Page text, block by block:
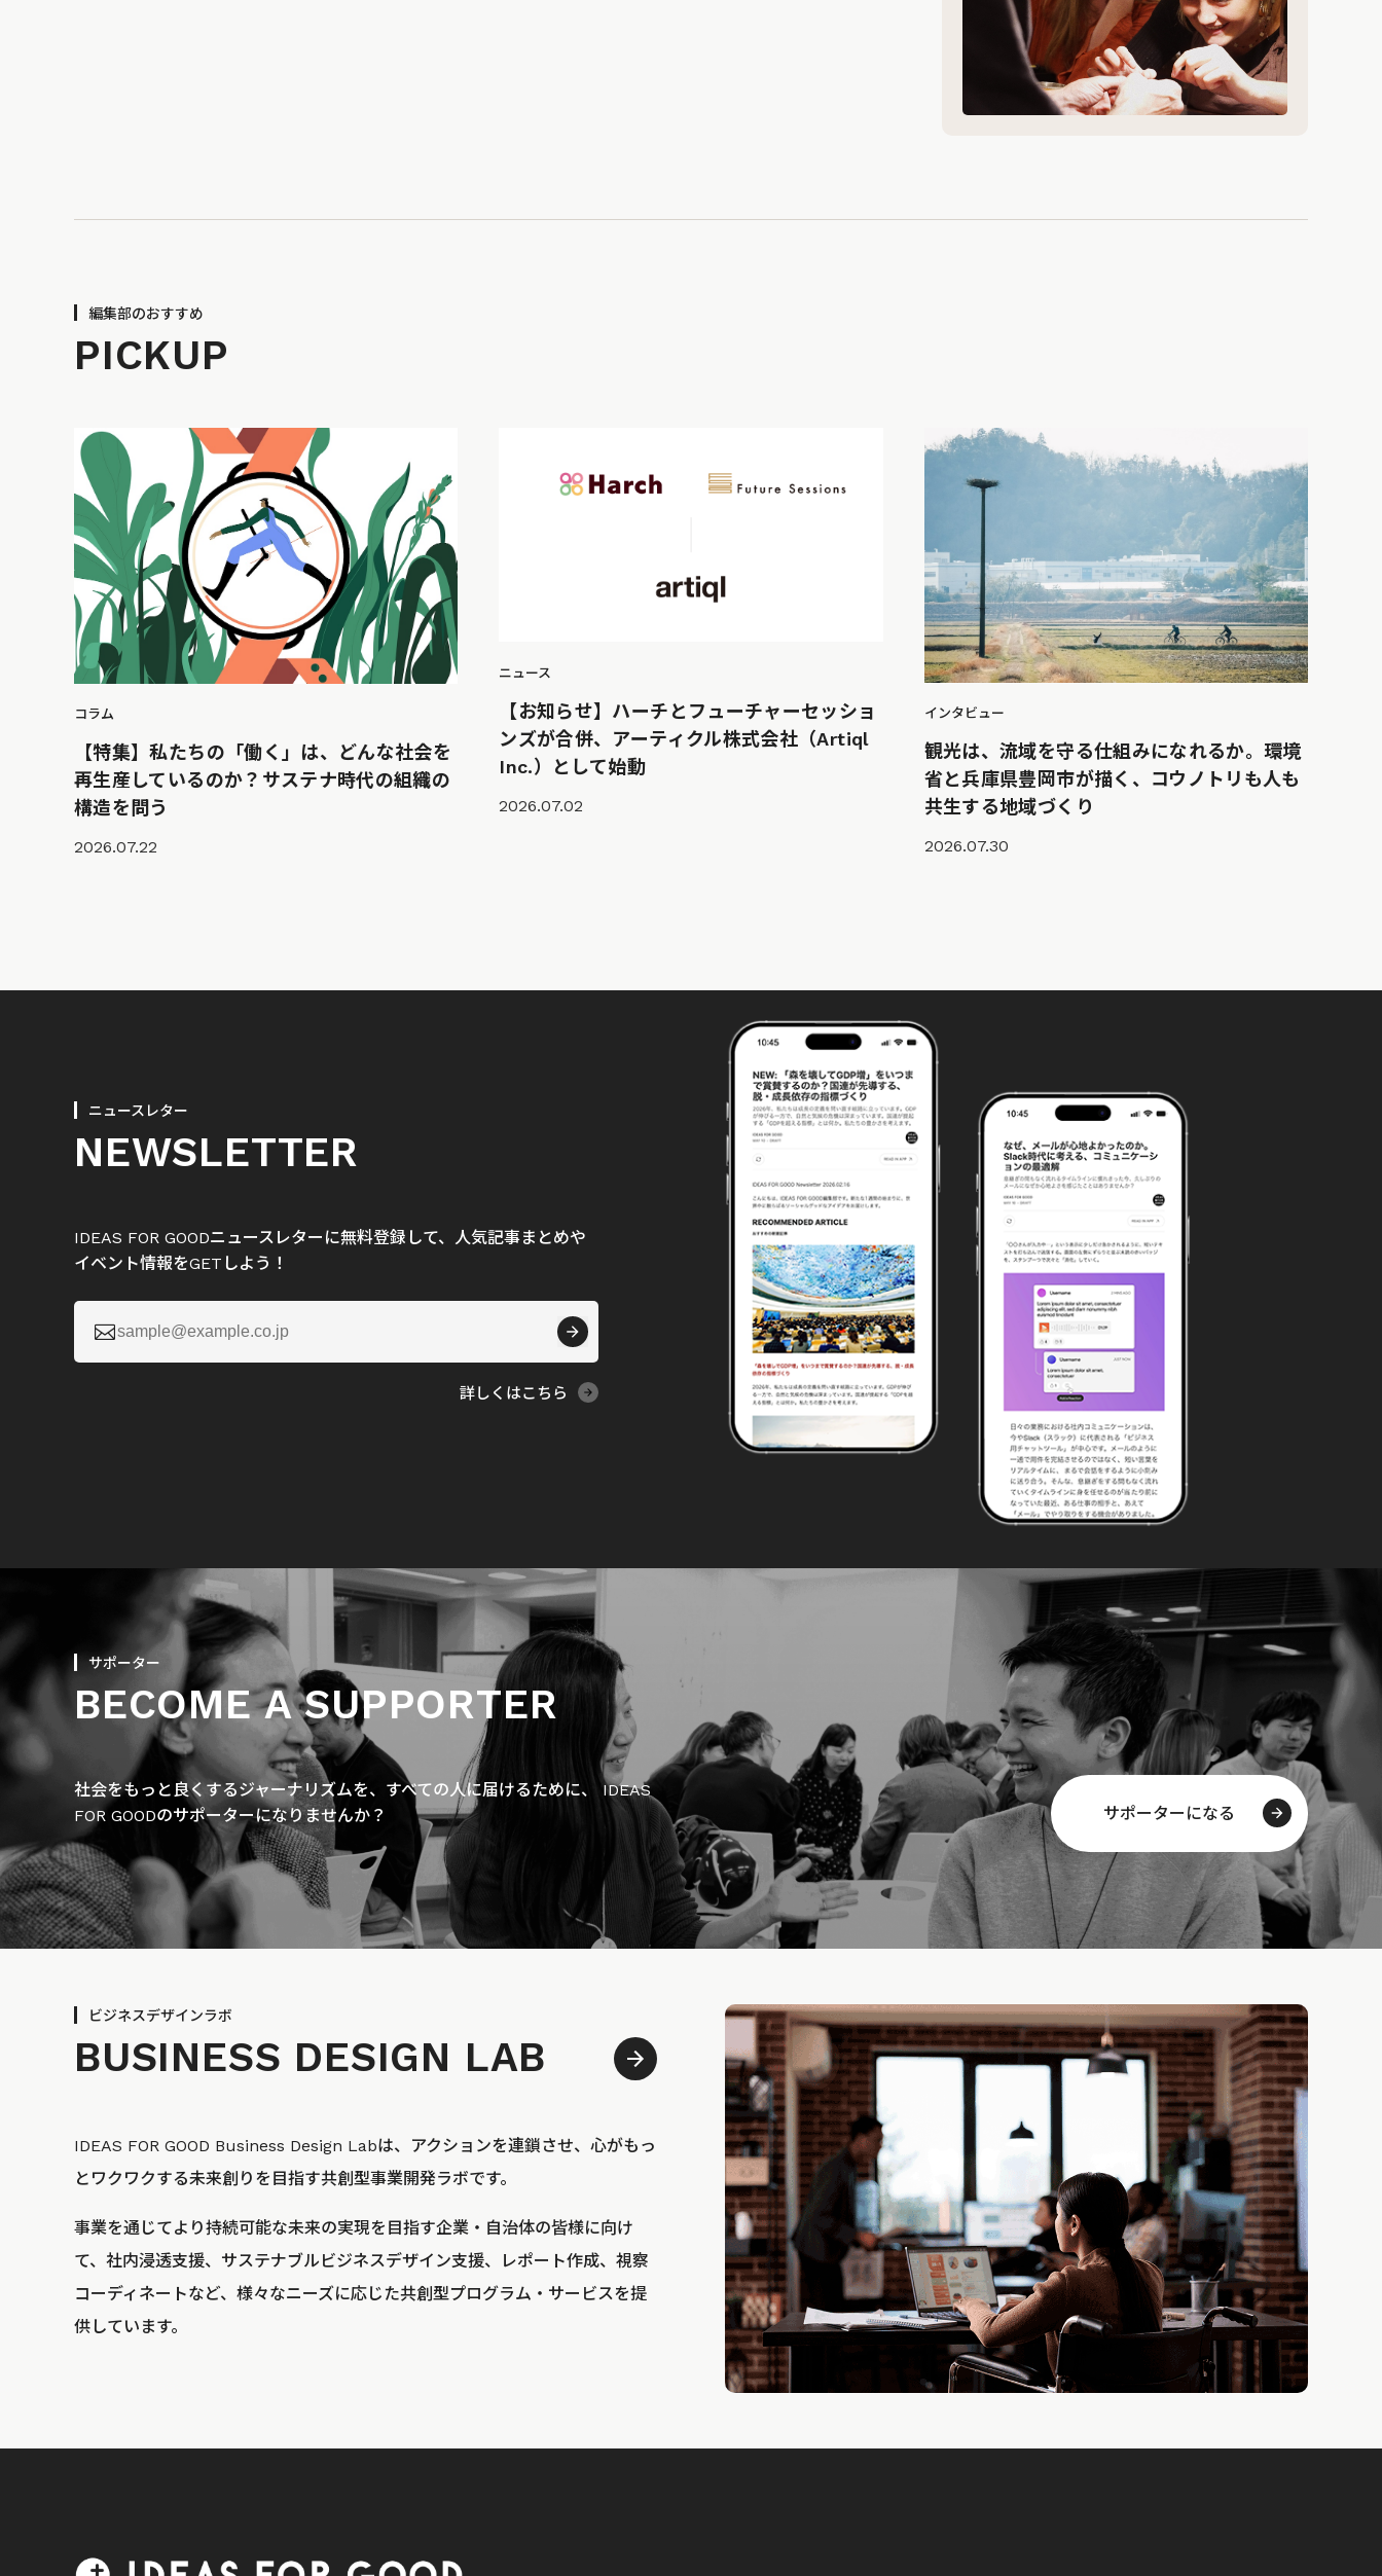
編集部のおすすめ
PICKUP
コラム
【特集】私たちの「働く」は、どんな社会を
再生産しているのか？サステナ時代の組織の
構造を問う
2026.07.22
ニュース
【お知らせ】ハーチとフューチャーセッショ
ンズが合併、アーティクル株式会社（Artiql
Inc.）として始動
2026.07.02
インタビュー
観光は、流域を守る仕組みになれるか。環境
省と兵庫県豊岡市が描く、コウノトリも人も
共生する地域づくり
2026.07.30
ニュースレター
NEWSLETTER
IDEAS FOR GOODニュースレターに無料登録して、人気記事まとめや
イベント情報をGETしよう！

詳しくはこちら
サポーター
BECOME A SUPPORTER
社会をもっと良くするジャーナリズムを、すべての人に届けるために、 IDEAS
FOR GOODのサポーターになりませんか？
サポーターになる
ビジネスデザインラボ
BUSINESS DESIGN LAB
IDEAS FOR GOOD Business Design Labは、アクションを連鎖させ、心がもっ
とワクワクする未来創りを目指す共創型事業開発ラボです。
事業を通じてより持続可能な未来の実現を目指す企業・自治体の皆様に向け
て、社内浸透支援、サステナブルビジネスデザイン支援、レポート作成、視察
コーディネートなど、様々なニーズに応じた共創型プログラム・サービスを提
供しています。